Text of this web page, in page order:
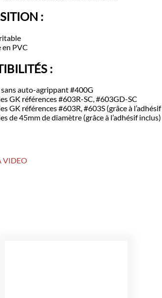
:
en PVC
:
auto-agrippant #400G
GK références #603R-SC, #603GD-SC
GK références #603R, #603S (grâce à
de 45mm de diamètre (grâce à l’adhésif inclus)
VIDEO